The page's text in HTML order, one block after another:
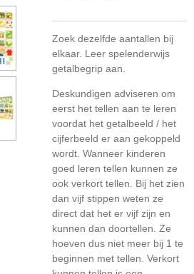
Zoek dezelfde aantallen bij
elkaar. Leer spelenderwijs
getalbegrip aan.
Deskundigen adviseren om
eerst het tellen aan te leren
voordat het getalbeeld / het
cijferbeeld er aan gekoppeld
wordt. Wanneer kinderen
goed leren tellen kunnen ze
ook verkort tellen. Bij het zien
dan vijf stippen weten ze
direct dat het er vijf zijn en
kunnen dan doortellen. Ze
hoeven dus niet meer bij 1 te
beginnen met tellen. Verkort